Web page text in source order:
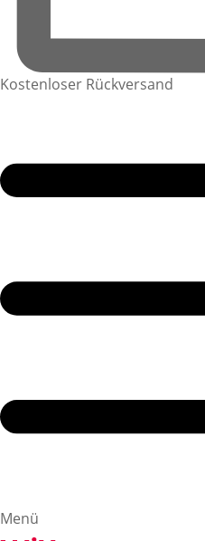
Kostenloser Rückversand
Menü